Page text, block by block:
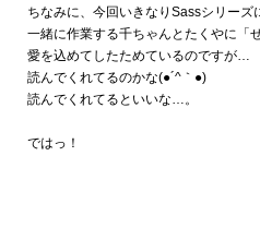
ちなみに、今回いきなりSassシリー
一緒に作業する千ちゃんとたくやに「
愛を込めてしたためているのですが…
読んでくれてるのかな(●´^｀●)
読んでくれてるといいな…。
ではっ！